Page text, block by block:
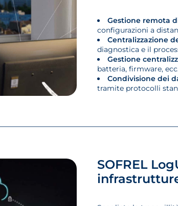
Gestione remota
configurazioni a
Centralizzazione
diagnostica e il
Gestione
batteria, firmware,
Condivisione dei
tramite protocolli
SOFREL